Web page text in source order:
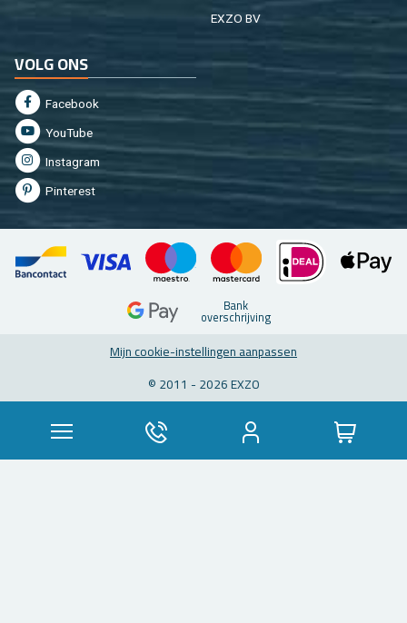
EXZO BV
VOLG ONS
Fa­cebook
You­Tu­be
In­st­agram
Pin­te­rest
Bank
over­schrij­ving
Mijn coo­kie-in­stel­lin­gen aan­pas­sen
© 2011 - 2026 EXZO